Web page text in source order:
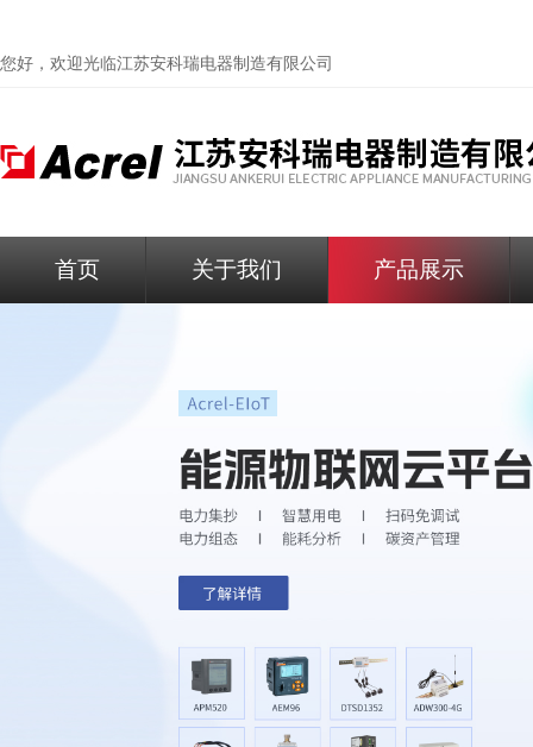
您好，欢迎光临江苏安科瑞电器制造有限公司
首页 关于我们 产品展示